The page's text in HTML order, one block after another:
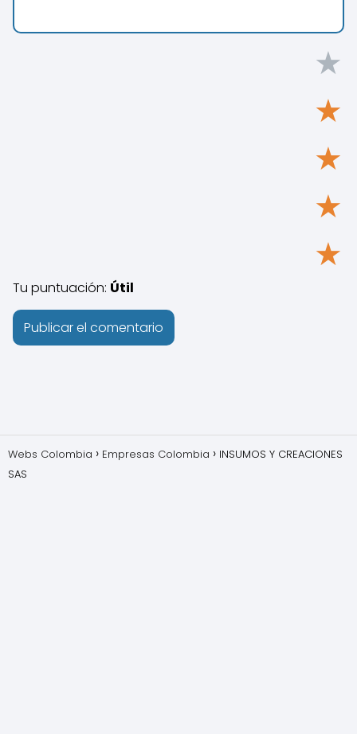
★
★
★
★
★
Tu puntuación: Útil
Webs Colombia Empresas Colombia
INSUMOS Y CREACIONES
SAS